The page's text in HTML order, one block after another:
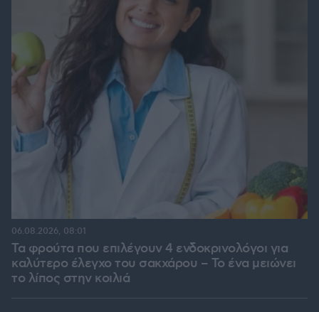
Τα φρούτα που επιλέγουν 4 ενδοκρινολόγοι για
καλύτερο έλεγχο του σακχάρου – Το ένα μειώνει
το λίπος στην κοιλιά
06.08.2026, 08:01